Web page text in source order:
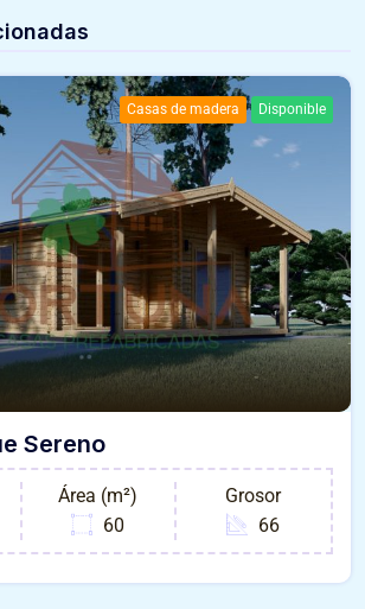
Casas de madera Disponible
Sereno
Área (m²)
60
Grosor
66